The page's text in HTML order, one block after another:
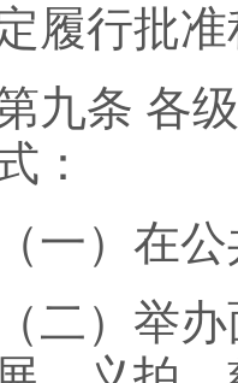
履行批
九条 各
：
（一）在
（二）举